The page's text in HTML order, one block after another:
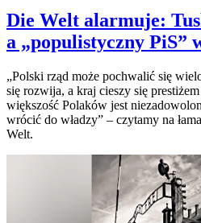
Die Welt alarmuje:
a „populistyczny PiS”
„Polski rząd może pochwalić się
się rozwija, a kraj cieszy się
większość Polaków jest
wrócić do władzy” – czytamy na
Welt.